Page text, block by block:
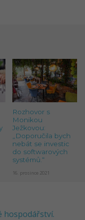
Rozhovor s
Monikou
Ježkovou:
„Doporučila bych
nebát se investic
do softwarových
systémů.“
16. prosince 2021
hospodářství.